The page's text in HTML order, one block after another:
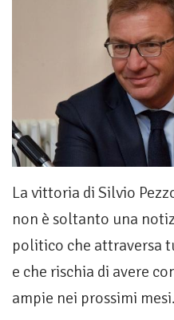
La vittoria di Silvio
non è soltanto una
politico che attraversa
e che rischia di avere
ampie nei prossimi mesi.